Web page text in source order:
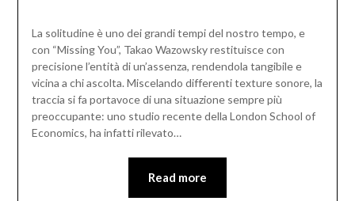
La solitudine è uno dei grandi tempi del nostro tempo, e
con “Missing You”, Takao Wazowsky restituisce con
precisione l’entità di un’assenza, rendendola tangibile e
vicina a chi ascolta. Miscelando differenti texture sonore, la
traccia si fa portavoce di una situazione sempre più
preoccupante: uno studio recente della London School of
Economics, ha infatti rilevato…
Read more